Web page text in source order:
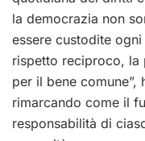
la democrazia non
essere custodite
rispetto reciproco, la
per il bene comune”,
rimarcando come il
responsabilità di